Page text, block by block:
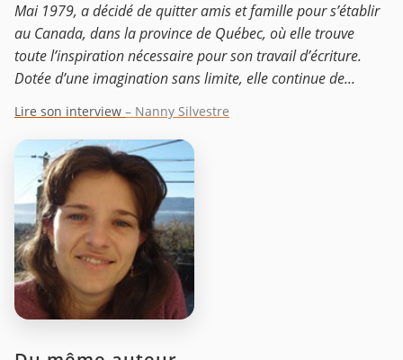
Mai 1979, a décidé de quitter amis et famille pour s’établir
au Canada, dans la province de Québec, où elle trouve
toute l’inspiration nécessaire pour son travail d’écriture.
Dotée d’une imagination sans limite, elle continue de...
Lire son interview – Nanny Silvestre